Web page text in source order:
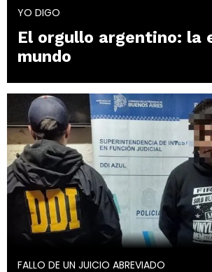
YO DIGO
El orgullo argentino: la
mundo
FALLO DE UN JUICIO ABREVIADO